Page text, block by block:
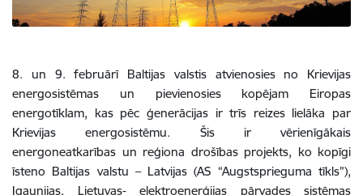
8. un 9. februārī Baltijas valstis atvienosies no Krievijas
energosistēmas un pievienosies kopējam Eiropas
energotīklam, kas pēc ģenerācijas ir trīs reizes lielāka par
Krievijas energosistēmu. Šis ir vērienīgākais
energoneatkarības un reģiona drošības projekts, ko kopīgi
īsteno Baltijas valstu – Latvijas (AS “Augstsprieguma tīkls”),
Igaunijas, Lietuvas- elektroenerģijas pārvades sistēmas